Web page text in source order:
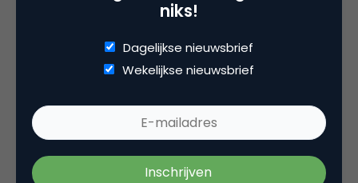
nog eens aan die instelling ten onder.’
Overig:
Marian Salzman: trends na 11 september
niks!
Dagelijkse nieuwsbrief
Wekelijkse nieuwsbrief